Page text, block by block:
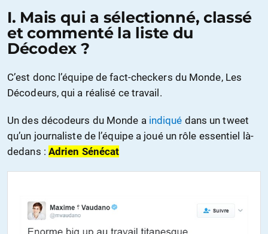
I. Mais qui a sélectionné, classé
et commenté la liste du
Décodex ?
C’est donc l’équipe de fact-checkers du Monde, Les
Décodeurs, qui a réalisé ce travail.
Un des décodeurs du Monde a indiqué dans un tweet
qu’un journaliste de l’équipe a joué un rôle essentiel là-
dedans : Adrien Sénécat